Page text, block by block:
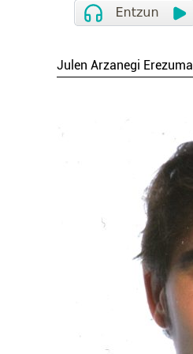
Julen Arzanegi Erezuma